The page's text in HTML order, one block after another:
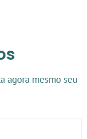
agora mesmo seu